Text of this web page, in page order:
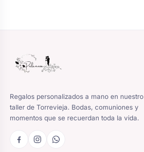
Regalos personalizados a mano en nuestro
taller de Torrevieja. Bodas, comuniones y
momentos que se recuerdan toda la vida.